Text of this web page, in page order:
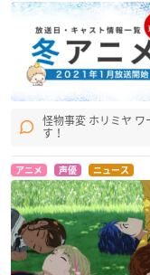
怪物事変 ホリミヤ
す！
アニメ 声優 ニュース